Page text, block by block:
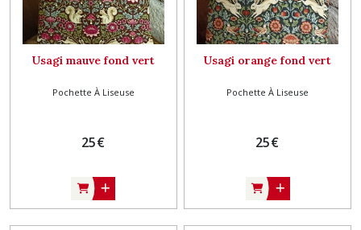
Usagi mauve fond vert
Pochette À Liseuse
25€
Usagi orange fond vert
Pochette À Liseuse
25€